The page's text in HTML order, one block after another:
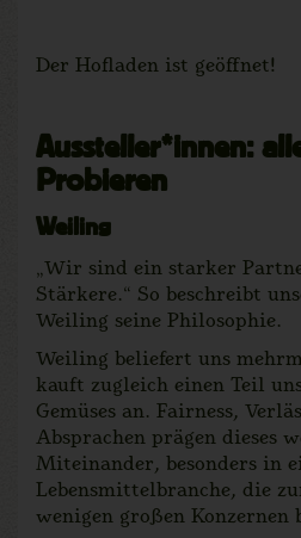
Der Hofladen ist geöffnet!
Aussteller*innen:
Probieren
Weiling
„Wir sind ein starker
Stärkere.“ So beschreibt
Weiling seine Philosophie.
Weiling beliefert uns
kauft zugleich einen Teil
Gemüses an. Fairness,
Absprachen prägen dieses
Miteinander, besonders in
Lebensmittelbranche, die
wenigen großen